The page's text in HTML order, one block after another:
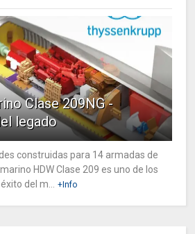
Clase 209NG -
legado
construidas para 14 armadas de
HDW Clase 209 es uno de los
del m...
+Info